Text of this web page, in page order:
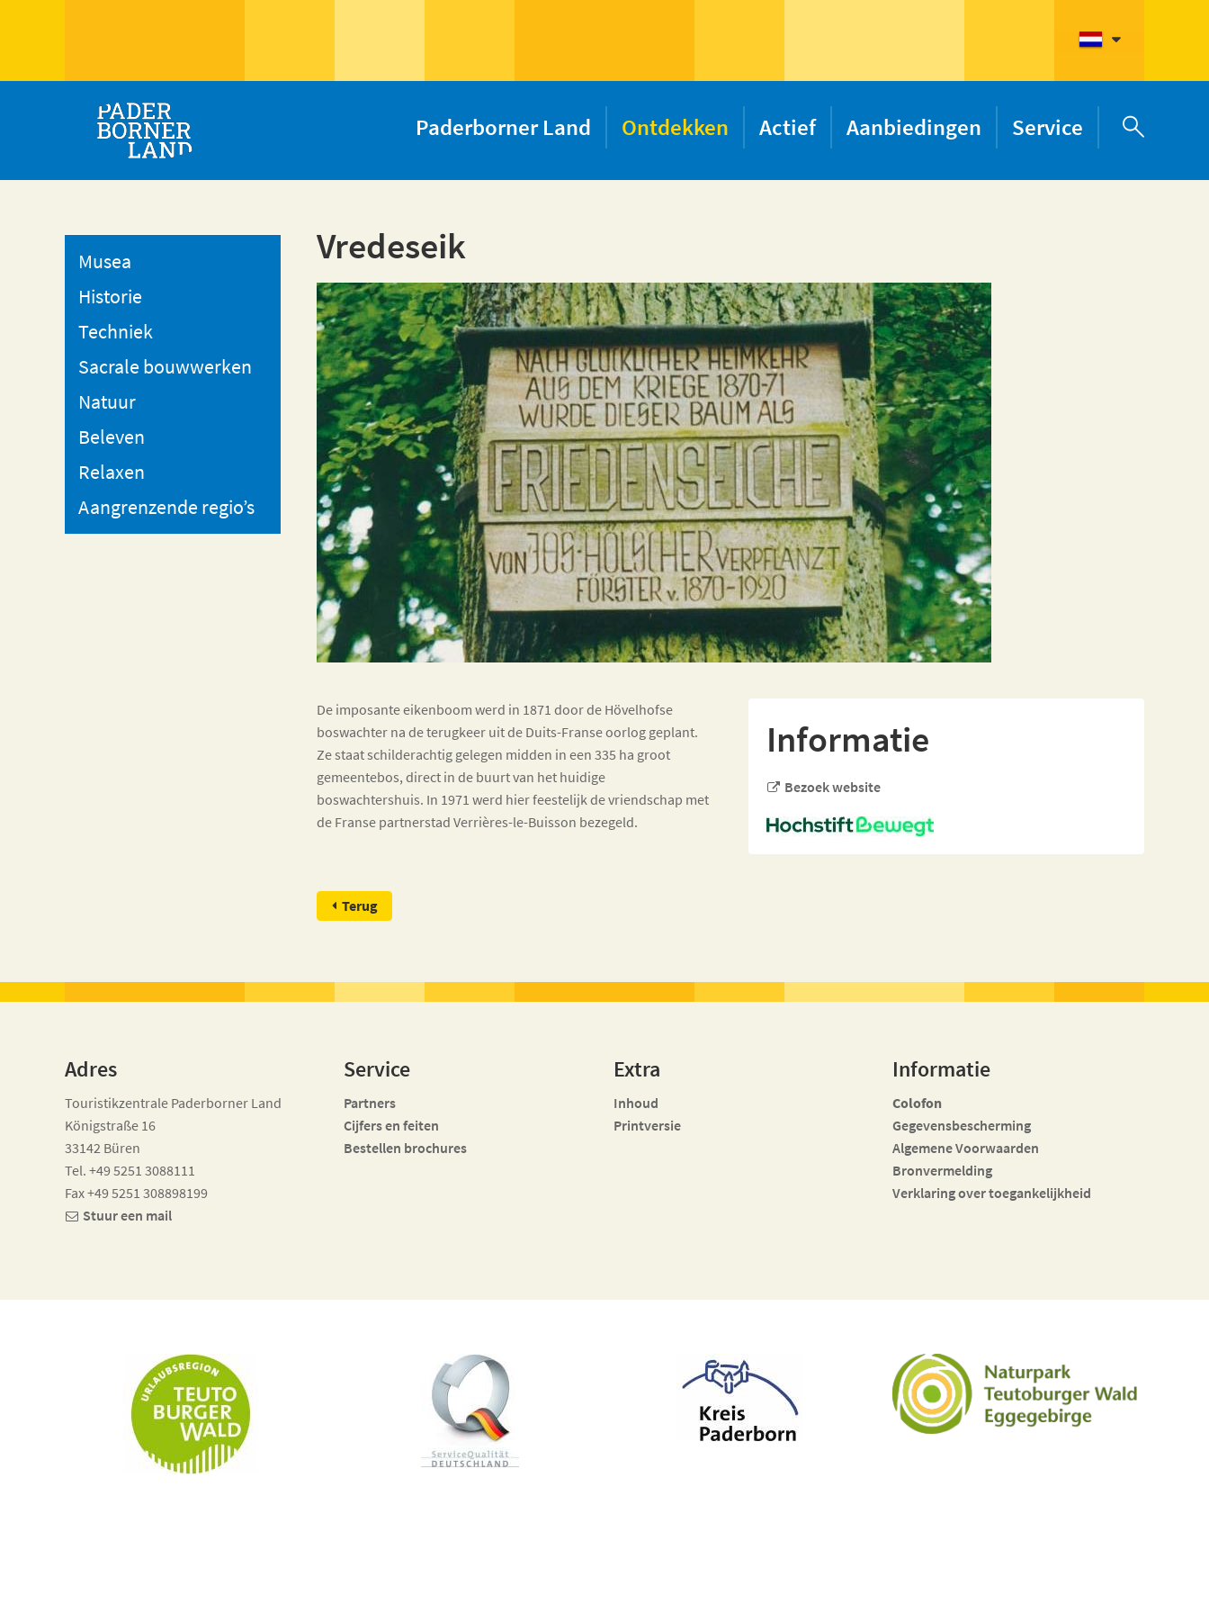

Paderborner Land Ontdekken Actief Aanbiedingen Service
Musea
Historie
Techniek
Sacrale bouwwerken
Natuur
Beleven
Relaxen
Aangrenzende regio’s
Vredeseik
De imposante eikenboom werd in 1871 door de Hövelhofse
boswachter na de terugkeer uit de Duits-Franse oorlog geplant.
Ze staat schilderachtig gelegen midden in een 335 ha groot
gemeentebos, direct in de buurt van het huidige
boswachtershuis. In 1971 werd hier feestelijk de vriendschap met
de Franse partnerstad Verrières-le-Buisson bezegeld.
Informatie
Bezoek website
Terug
Adres
Touristikzentrale Paderborner Land
Königstraße 16
33142 Büren
Tel. +49 5251 3088111
Fax +49 5251 308898199
Stuur een mail
Service
Partners
Cijfers en feiten
Bestellen brochures
Extra
Inhoud
Printversie
Informatie
Colofon
Gegevensbescherming
Algemene Voorwaarden
Bronvermelding
Verklaring over toegankelijkheid